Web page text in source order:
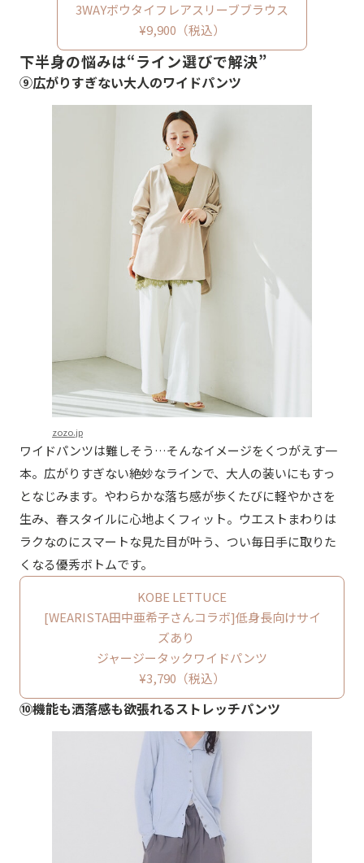
3WAYボウタイフレアスリーブブラウス
¥9,900（税込）
下半身の悩みは“ライン選びで解決”
⑨広がりすぎない大人のワイドパンツ
zozo.jp
ワイドパンツは難しそう…そんなイメージをくつがえす一
本。広がりすぎない絶妙なラインで、大人の装いにもすっ
となじみます。やわらかな落ち感が歩くたびに軽やかさを
生み、春スタイルに心地よくフィット。ウエストまわりは
ラクなのにスマートな見た目が叶う、つい毎日手に取りた
くなる優秀ボトムです。
KOBE LETTUCE
[WEARISTA田中亜希子さんコラボ]低身長向けサイ
ズあり
ジャージータックワイドパンツ
¥3,790（税込）
⑩機能も洒落感も欲張れるストレッチパンツ